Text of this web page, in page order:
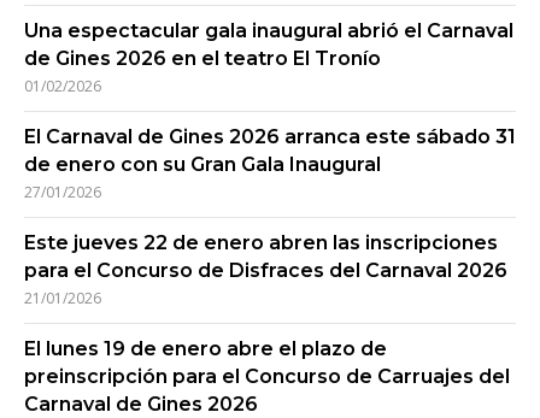
Una espectacular gala inaugural abrió el Carnaval
de Gines 2026 en el teatro El Tronío
01/02/2026
El Carnaval de Gines 2026 arranca este sábado 31
de enero con su Gran Gala Inaugural
27/01/2026
Este jueves 22 de enero abren las inscripciones
para el Concurso de Disfraces del Carnaval 2026
21/01/2026
El lunes 19 de enero abre el plazo de
preinscripción para el Concurso de Carruajes del
Carnaval de Gines 2026